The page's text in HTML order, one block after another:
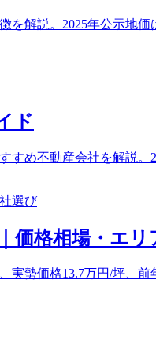
を解説。2025年公示地
ド
すめ不動産会社を解説。
選び
価格相場・エリ
実勢価格13.7万円/坪、